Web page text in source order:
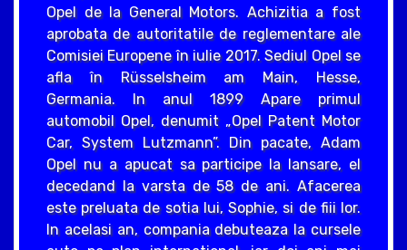
Opel de la General Motors. Achizitia a fost
aprobata de autoritatile de reglementare ale
Comisiei Europene în iulie 2017. Sediul Opel se
afla în Rüsselsheim am Main, Hesse,
Germania. In anul 1899 Apare primul
automobil Opel, denumit „Opel Patent Motor
Car, System Lutzmann”. Din pacate, Adam
Opel nu a apucat sa participe la lansare, el
decedand la varsta de 58 de ani. Afacerea
este preluata de sotia lui, Sophie, si de fiii lor.
In acelasi an, compania debuteaza la cursele